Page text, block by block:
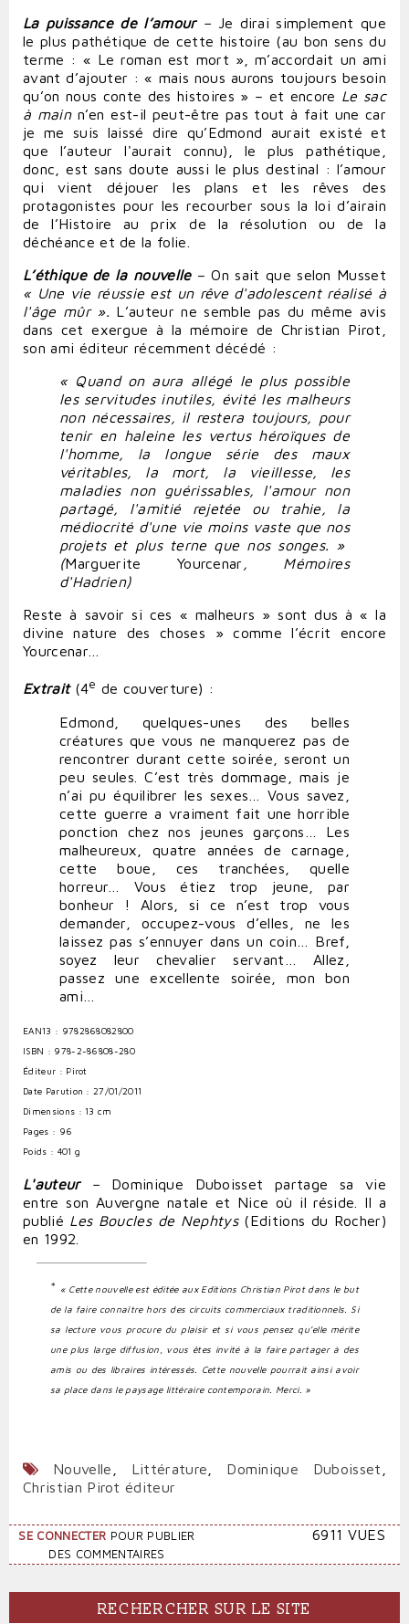
La puissance de l’amour – Je dirai simplement que
le plus pathétique de cette histoire (au bon sens du
terme : « Le roman est mort », m’accordait un ami
avant d’ajouter : « mais nous aurons toujours besoin
qu’on nous conte des histoires » – et encore Le sac
à mainn’en est-il peut-être pas tout à fait une car
je me suis laissé dire qu’Edmond aurait existé et
que l’auteur l'aurait connu), le plus pathétique,
donc, est sans doute aussi le plus destinal : l’amour
qui vient déjouer les plans et les rêves des
protagonistes pour les recourber sous la loi d’airain
de l’Histoire au prix de la résolution ou de la
déchéance et de la folie.
L’éthique de la nouvelle– On sait que selon Musset
« Une vie réussie est un rêve d'adolescent réalisé à
l'âge mûr ». L’auteur ne semble pas du même avis
dans cet exergue à la mémoire de Christian Pirot,
son ami éditeur récemment décédé :
« Quand on aura allégé le plus possible
les servitudes inutiles, évité les malheurs
non nécessaires, il restera toujours, pour
tenir en haleine les vertus héroïques de
l'homme, la longue série des maux
véritables, la mort, la vieillesse, les
maladies non guérissables, l'amour non
partagé, l'amitié rejetée ou trahie, la
médiocrité d'une vie moins vaste que nos
projets et plus terne que nos songes. »
(Marguerite Yourcenar , Mémoires
d'Hadrien)
Reste à savoir si ces « malheurs » sont dus à « la
divine nature des choses » comme l’écrit encore
Yourcenar…
Extrait (4e de couverture) :
Edmond, quelques-unes des belles
créatures que vous ne manquerez pas de
rencontrer durant cette soirée, seront un
peu seules. C’est très dommage, mais je
n’ai pu équilibrer les sexes… Vous savez,
cette guerre a vraiment fait une horrible
ponction chez nos jeunes garçons… Les
malheureux, quatre années de carnage,
cette boue, ces tranchées, quelle
horreur… Vous étiez trop jeune, par
bonheur ! Alors, si ce n’est trop vous
demander, occupez-vous d’elles, ne les
laissez pas s’ennuyer dans un coin… Bref,
soyez leur chevalier servant… Allez,
passez une excellente soirée, mon bon
ami…
EAN13 : 9782868082800
ISBN : 978-2-86808-280
Éditeur : Pirot
Date Parution : 27/01/2011
Dimensions : 13 cm
Pages : 96
Poids : 401 g
L'auteur – Dominique Duboisset partage sa vie
entre son Auvergne natale et Nice où il réside. Il a
publié Les Boucles de Nephtys (Editions du Rocher)
en 1992.
* « Cette nouvelle est éditée aux Editions Christian Pirot dans le but
de la faire connaître hors des circuits commerciaux traditionnels. Si
sa lecture vous procure du plaisir et si vous pensez qu’elle mérite
une plus large diffusion, vous êtes invité à la faire partager à des
amis ou des libraires intéressés. Cette nouvelle pourrait ainsi avoir
sa place dans le paysage littéraire contemporain. Merci. »
Nouvelle Littérature Dominique Duboisset
Christian Pirot éditeur
SE CONNECTER POUR PUBLIER
DES COMMENTAIRES
6911 VUES
RECHERCHER SUR LE SITE